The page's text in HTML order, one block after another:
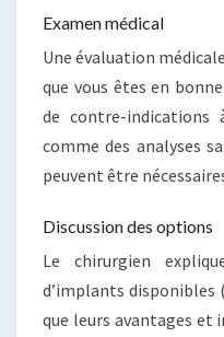
Examen médical
Une évaluation
que vous êtes en
de contre-indications
comme des analyses
peuvent être
Discussion des options
Le chirurgien
d’implants disponibles
que leurs avantages et